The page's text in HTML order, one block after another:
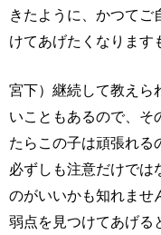
きたように、かつてご
けてあげたくなります
宮下）継続して教えら
いこともあるので、そ
たらこの子は頑張れる
必ずしも注意だけでは
のがいいかも知れませ
弱点を見つけてあげる